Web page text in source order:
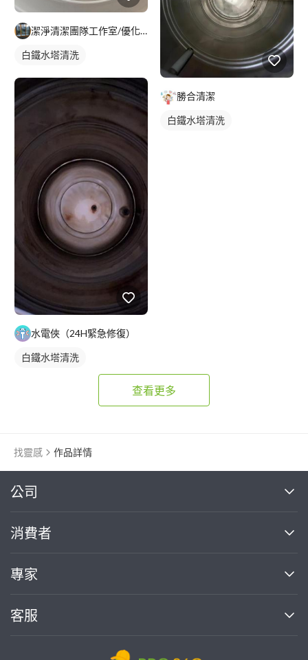
潔淨清潔團隊工作室/優化空間，專業專攻裝潢後細清，空屋入住退
白鐵水塔清洗
水電俠（24H緊急修復）
白鐵水塔清洗
勝合清潔
白鐵水塔清洗
查看更多
找靈感 作品詳情
公司
關於我們
部落格
加入我們
消費者
買服務
熱門服務
專家
案件中心
客服
繼續完成